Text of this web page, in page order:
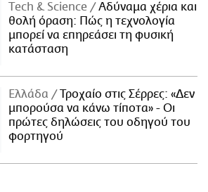
Τech & Science
Αδύναμα χέρια και
θολή όραση: Πώς η τεχνολογία
μπορεί να επηρεάσει τη φυσική
κατάσταση
Ελλάδα
Τροχαίο στις Σέρρες: «Δεν
μπορούσα να κάνω τίποτα» - Οι
πρώτες δηλώσεις του οδηγού του
φορτηγού